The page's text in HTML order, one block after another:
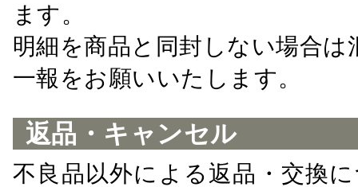
ます。
明細を商品と同封しない場合
一報をお願いいたします。
返品・キャンセル
不良品以外による返品・交換